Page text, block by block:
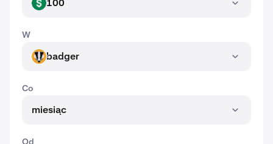
USD 100
W
BADGERbadger
Co
miesiąc
Od